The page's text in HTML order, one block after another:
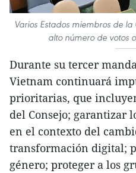
Varios Estados miembros de
alto número de votos
Durante su tercer
Vietnam continuará
prioritarias, que
del Consejo; garantizar
en el contexto del
transformación digital;
género; proteger a los